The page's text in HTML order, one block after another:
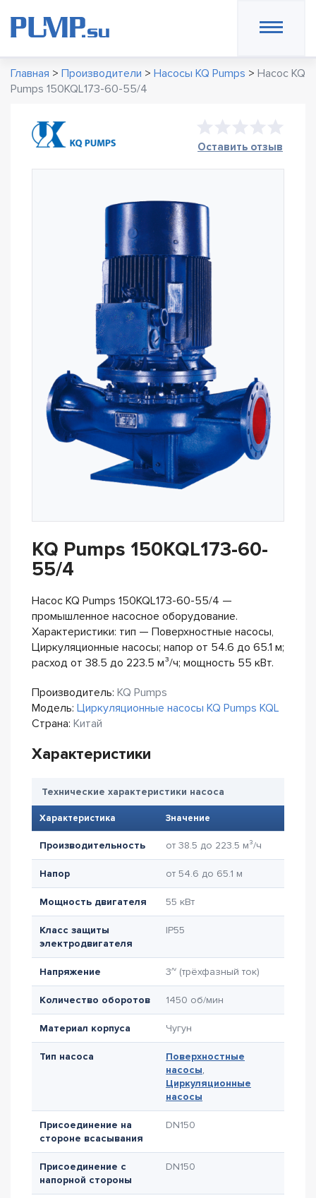
Главная > Производители > Насосы KQ Pumps > Насос KQ
Pumps 150KQL173-60-55/4
Оставить отзыв
KQ Pumps 150KQL173-60-
55/4
Насос KQ Pumps 150KQL173-60-55/4 —
промышленное насосное оборудование.
Характеристики: тип — Поверхностные насосы,
Циркуляционные насосы; напор от 54.6 до 65.1 м;
расход от 38.5 до 223.5 м³/ч; мощность 55 кВт.
Производитель: KQ Pumps
Модель: Циркуляционные насосы KQ Pumps KQL
Страна: Китай
Характеристики
Технические характеристики насоса
Характеристика Значение
Производительность от 38.5 до 223.5 м³/ч
Напор от 54.6 до 65.1 м
Мощность двигателя 55 кВт
Класс защиты
электродвигателя
IP55
Напряжение 3~ (трёхфазный ток)
Количество оборотов 1450 об/мин
Материал корпуса Чугун
Тип насоса
Поверхностные
насосы,
Циркуляционные
насосы
Присоединение на
стороне всасывания
DN150
Присоединение с
напорной стороны
DN150